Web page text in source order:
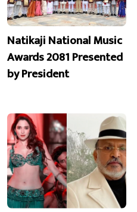
Natikaji National Music
Awards 2081 Presented
by President